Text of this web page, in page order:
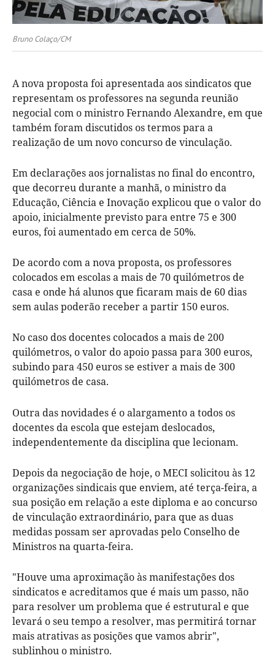
Bruno Colaço/CM
A nova proposta foi apresentada aos sindicatos que
representam os professores na segunda reunião
negocial com o ministro Fernando Alexandre, em que
também foram discutidos os termos para a
realização de um novo concurso de vinculação.
Em declarações aos jornalistas no final do encontro,
que decorreu durante a manhã, o ministro da
Educação, Ciência e Inovação explicou que o valor do
apoio, inicialmente previsto para entre 75 e 300
euros, foi aumentado em cerca de 50%.
De acordo com a nova proposta, os professores
colocados em escolas a mais de 70 quilómetros de
casa e onde há alunos que ficaram mais de 60 dias
sem aulas poderão receber a partir 150 euros.
No caso dos docentes colocados a mais de 200
quilómetros, o valor do apoio passa para 300 euros,
subindo para 450 euros se estiver a mais de 300
quilómetros de casa.
Outra das novidades é o alargamento a todos os
docentes da escola que estejam deslocados,
independentemente da disciplina que lecionam.
Depois da negociação de hoje, o MECI solicitou às 12
organizações sindicais que enviem, até terça-feira, a
sua posição em relação a este diploma e ao concurso
de vinculação extraordinário, para que as duas
medidas possam ser aprovadas pelo Conselho de
Ministros na quarta-feira.
"Houve uma aproximação às manifestações dos
sindicatos e acreditamos que é mais um passo, não
para resolver um problema que é estrutural e que
levará o seu tempo a resolver, mas permitirá tornar
mais atrativas as posições que vamos abrir",
sublinhou o ministro.